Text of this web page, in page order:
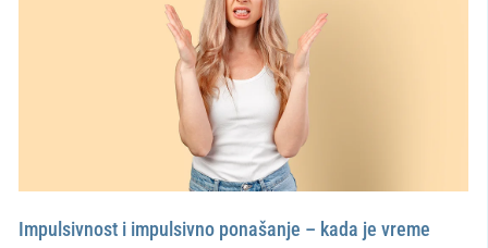
Impulsivnost i impulsivno ponašanje – kada je vreme